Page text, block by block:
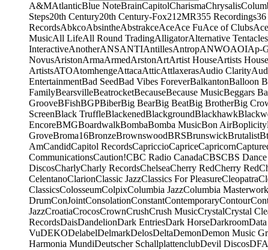
A&MAtlanticBlue NoteBrainCapitolCharismaChrysalis
Steps20th Century20th Century-Fox21 2MR355 Recordings36
RecordsAbkcoAbsintheAbstrakceAceAce FuAce of Clubs
MusicAll LifeAll Round TradingAlligatorAlternative Tentacles
InteractiveAnotherANSANTIAntillesAntropANWOAOIAp-
NovusAristonArmaArmedArstonArtArtist HouseArtists House
ArtistsATOAtomhengeAttacaAtticAttlaxerasAudio Clarity
EntertainmentBad SeedBad Vibes ForeverBalkantonBalloon
FamilyBearsvilleBeatrocketBecauseBecause MusicBeggars
GrooveBFishBGPBiberBig BearBig BeatBig BrotherBig
ScreenBlack TruffleBlackenedBlackgroundBlackhawk
EncoreBMGBoardwalkBombaBomba MusicBon AirBoplicity
GroveBroma16BronzeBrownswoodBRSBrunswickBrutalist
AmCandidCapitol RecordsCapriccioCapriceCapricorn
CommunicationsCaution!CBC Radio CanadaCBSCBS
DiscosCharlyCharly RecordsChelseaCherry RedCherry Red
CelentanoClarionClassic JazzClassics For PleasureCleopatra
ClassicsColosseumColpixColumbia JazzColumbia
DrumConJointConsolationConstantContemporaryContour
JazzCroatiaCrocosCrownCrushCrush MusicCrystalCrystal
RecordsDaisDandelionDark EntriesDark HorseDarkroom
VuDEKODelabelDelmarkDelosDeltaDemonDemon Music
Harmonia MundiDeutscher SchallplattenclubDevil DiscosDFA